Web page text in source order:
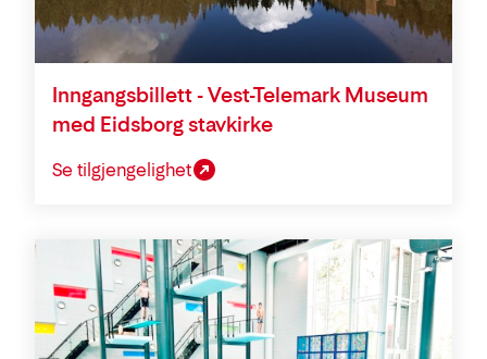
Inngangsbillett - Vest-Telemark Museum
med Eidsborg stavkirke
Se tilgjengelighet